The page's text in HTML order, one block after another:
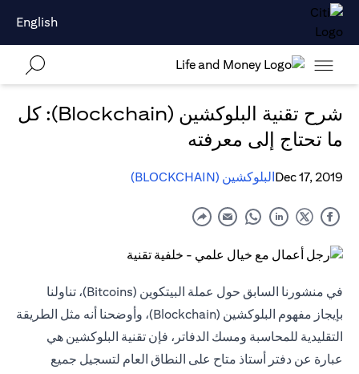
English
شرح تقنية البلوكشين (Blockchain): كل
ما تحتاج إلى معرفته
Dec 17, 2019البلوكشين (BLOCKCHAIN)
في منشورنا السابق حول عملة البيتكوين (Bitcoins)، تناولنا
بإيجاز مفهوم البلوكشين (Blockchain)، وأوضحنا أنه مثل الطريقة
التقليدية للمحاسبة ومسك الدفاتر، فإن تقنية البلوكشين هي
عبارة عن دفتر أستاذ متاح على النطاق العام لتسجيل جميع